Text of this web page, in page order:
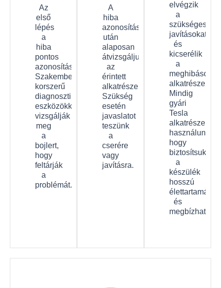
Az
első
lépés
a
hiba
pontos
azonosítása.
Szakembereink
korszerű
diagnosztikai
eszközökkel
vizsgálják
meg
a
bojlert,
hogy
feltárják
a
problémát.
A
hiba
azonosítása
után
alaposan
átvizsgáljuk
az
érintett
alkatrészeket.
Szükség
esetén
javaslatot
teszünk
a
cserére
vagy
javításra.
elvégzik
a
szükséges
javításokat,
és
kicserélik
a
meghibásodott
alkatrészeket.
Mindig
gyári
Tesla
alkatrészeket
használunk,
hogy
biztosítsuk
a
készülék
hosszú
élettartamát
és